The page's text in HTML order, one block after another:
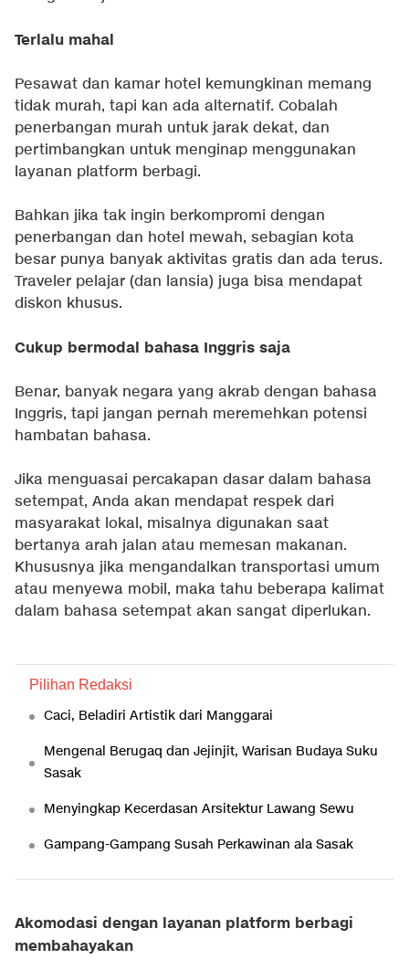
Terlalu mahal
Pesawat dan kamar hotel kemungkinan memang
tidak murah, tapi kan ada alternatif. Cobalah
penerbangan murah untuk jarak dekat, dan
pertimbangkan untuk menginap menggunakan
layanan platform berbagi.
Bahkan jika tak ingin berkompromi dengan
penerbangan dan hotel mewah, sebagian kota
besar punya banyak aktivitas gratis dan ada terus.
Traveler pelajar (dan lansia) juga bisa mendapat
diskon khusus.
Cukup bermodal bahasa Inggris saja
Benar, banyak negara yang akrab dengan bahasa
Inggris, tapi jangan pernah meremehkan potensi
hambatan bahasa.
Jika menguasai percakapan dasar dalam bahasa
setempat, Anda akan mendapat respek dari
masyarakat lokal, misalnya digunakan saat
bertanya arah jalan atau memesan makanan.
Khususnya jika mengandalkan transportasi umum
atau menyewa mobil, maka tahu beberapa kalimat
dalam bahasa setempat akan sangat diperlukan.
Pilihan Redaksi
Caci, Beladiri Artistik dari Manggarai
Mengenal Berugaq dan Jejinjit, Warisan Budaya Suku
Sasak
Menyingkap Kecerdasan Arsitektur Lawang Sewu
Gampang-Gampang Susah Perkawinan ala Sasak
Akomodasi dengan layanan platform berbagi
membahayakan